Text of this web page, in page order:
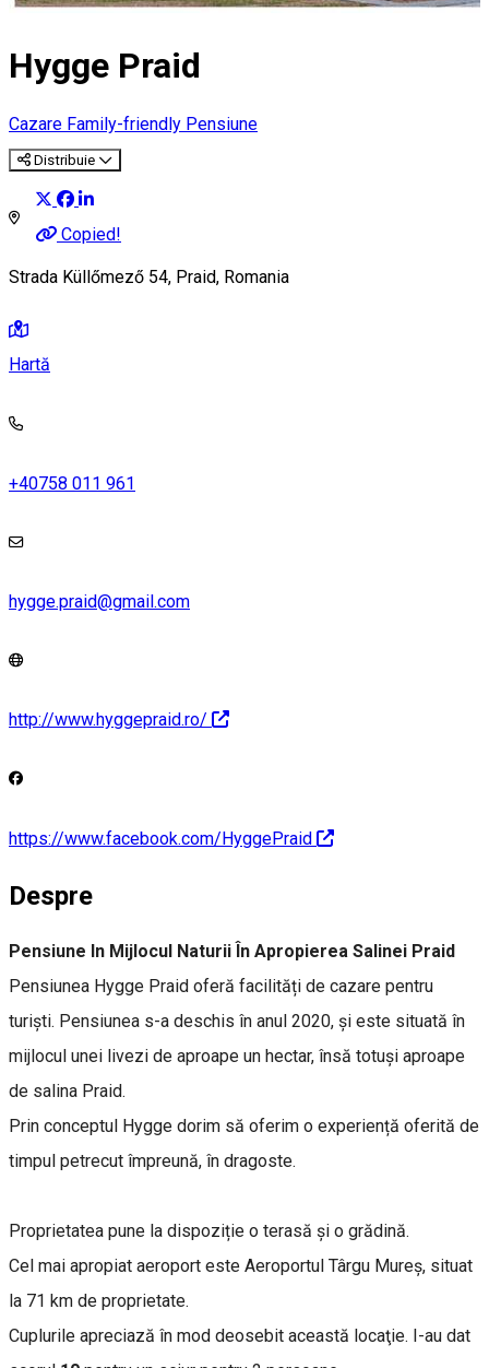
Hygge Praid
Cazare Family-friendly Pensiune
Distribuie
Copied!
Strada Küllőmező 54, Praid, Romania
Hartă
+40758 011 961
hygge.praid@gmail.com
http://www.hyggepraid.ro/
https://www.facebook.com/HyggePraid
Despre
Pensiune In Mijlocul Naturii În Apropierea Salinei Praid
Pensiunea Hygge Praid oferă facilități de cazare pentru
turiști. Pensiunea s-a deschis în anul 2020, și este situată în
mijlocul unei livezi de aproape un hectar, însă totuși aproape
de salina Praid.
Prin conceptul Hygge dorim să oferim o experiență oferită de
timpul petrecut împreună, în dragoste.
Proprietatea pune la dispoziție o terasă și o grădină.
Cel mai apropiat aeroport este Aeroportul Târgu Mureș, situat
la 71 km de proprietate.
Cuplurile apreciază în mod deosebit această locaţie. I-au dat